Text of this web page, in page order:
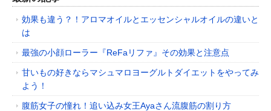
効果も違う？！アロマオイルとエッセンシャルオイルの違いと
は
最強の小顔ローラー『ReFaリファ』その効果と注意点
甘いもの好きならマシュマロヨーグルトダイエットをやってみ
よう！
腹筋女子の憧れ！追い込み女王Ayaさん流腹筋の割り方